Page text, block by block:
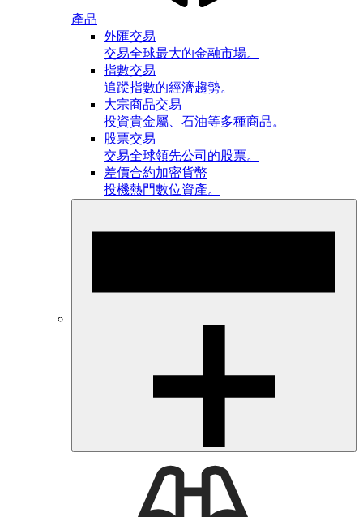
產品
外匯交易
交易全球最大的金融市場。
指數交易
追蹤指數的經濟趨勢。
大宗商品交易
投資貴金屬、石油等多種商品。
股票交易
交易全球領先公司的股票。
差價合約加密貨幣
投機熱門數位資產。